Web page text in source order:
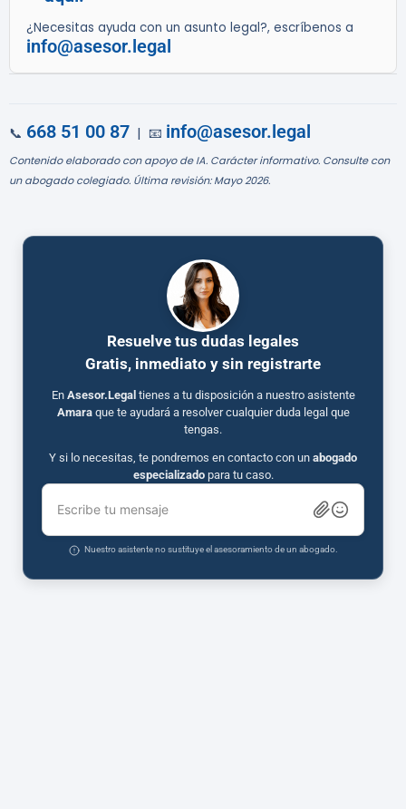
¿Necesitas ayuda con un asunto legal?, escríbenos a
info@asesor.legal
📞 668 51 00 87 | 📧 info@asesor.legal
Contenido elaborado con apoyo de IA. Carácter informativo. Consulte con
un abogado colegiado. Última revisión: Mayo 2026.
Resuelve tus dudas legales
Gratis, inmediato y sin registrarte
En Asesor.Legal tienes a tu disposición a nuestro asistente
Amaraque te ayudará a resolver cualquier duda legal que
tengas.
Y si lo necesitas, te pondremos en contacto con un abogado
especializadopara tu caso.
Escribe tu mensaje
Nuestro asistente no sustituye el asesoramiento de un abogado.